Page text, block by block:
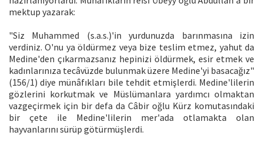
mektup yazarak:
"Siz Muhammed (s.a.s.)'in yurdunuzda barınmasına izin
verdiniz. O'nu ya öldürmez veya bize teslim etmez, yahut da
Medine'den çıkarmazsanız hepinizi öldürmek, esir etmek ve
kadınlarınıza tecâvüzde bulunmak üzere Medine'yi basacağız"
(156/1) diye münâfıkları bile tehdit etmişlerdi. Medine'lilerin
gözlerini korkutmak ve Müslümanlara yardımcı olmaktan
vazgeçirmek için bir defa da Câbir oğlu Kürz komutasındaki
bir çete ile Medine'lilerin mer'ada otlamakta olan
hayvanlarını sürüp götürmüşlerdi.